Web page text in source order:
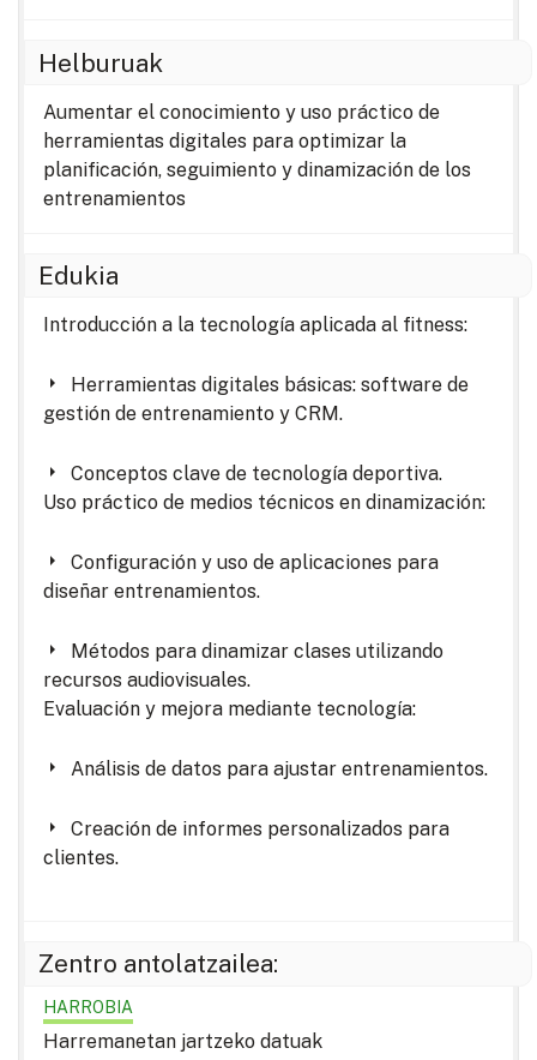
Helburuak
Aumentar el conocimiento y uso práctico de
herramientas digitales para optimizar la
planificación, seguimiento y dinamización de los
entrenamientos
Edukia
Introducción a la tecnología aplicada al fitness:
Herramientas digitales básicas: software de
gestión de entrenamiento y CRM.
Conceptos clave de tecnología deportiva.
Uso práctico de medios técnicos en dinamización:
Configuración y uso de aplicaciones para
diseñar entrenamientos.
Métodos para dinamizar clases utilizando
recursos audiovisuales.
Evaluación y mejora mediante tecnología:
Análisis de datos para ajustar entrenamientos.
Creación de informes personalizados para
clientes.
Zentro antolatzailea:
HARROBIA
Harremanetan jartzeko datuak